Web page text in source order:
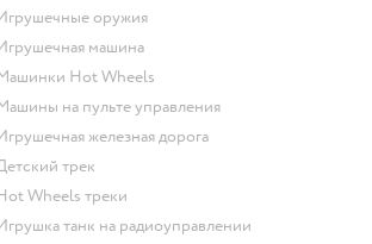
Игрушечные оружия
Игрушечная машина
Машинки Hot Wheels
Машины на пульте управления
Игрушечная железная дорога
Детский трек
Hot Wheels треки
Игрушка танк на радиоуправлении